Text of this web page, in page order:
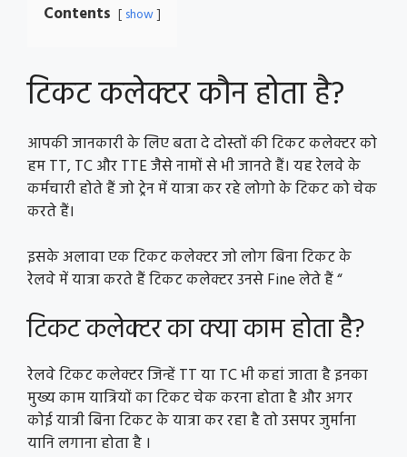
Contents show
टिकट कलेक्टर कौन होता है?
आपकी जानकारी के लिए बता दे दोस्तों की टिकट कलेक्टर को
हम TT, TC और TTE जैसे नामों से भी जानते हैं। यह रेलवे के
कर्मचारी होते हैं जो ट्रेन में यात्रा कर रहे लोगो के टिकट को चेक
करते हैं।
इसके अलावा एक टिकट कलेक्टर जो लोग बिना टिकट के
रेलवे में यात्रा करते हैं टिकट कलेक्टर उनसे Fine लेते हैं “
टिकट कलेक्टर का क्या काम होता है?
रेलवे टिकट कलेक्टर जिन्हें TT या TC भी कहां जाता है इनका
मुख्य काम यात्रियों का टिकट चेक करना होता है और अगर
कोई यात्री बिना टिकट के यात्रा कर रहा है तो उसपर जुर्माना
यानि लगाना होता है ।